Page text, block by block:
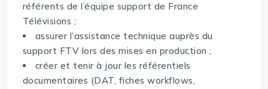
référents de l’équipe support de France
Télévisions ;
assurer l’assistance technique auprès du
support FTV lors des mises en production ;
créer et tenir à jour les référentiels
documentaires (DAT, fiches workflows,